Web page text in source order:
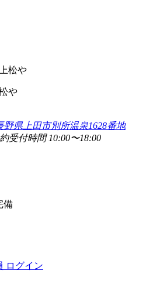
や
野県上田市別所温泉1628番地
受付時間 10:00〜18:00
備
ログイン